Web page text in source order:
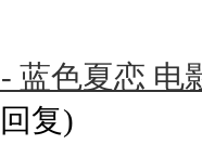
- 蓝色夏恋
复)